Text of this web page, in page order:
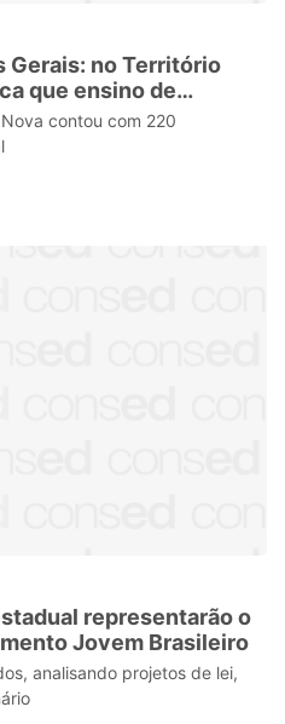
Gerais: no Território
que ensino de
entre professor e
contou com 220
representarão o
Jovem Brasileiro
analisando projetos de lei,